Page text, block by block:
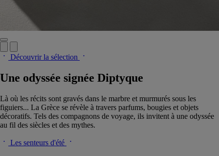
Découvrir la sélection
Une odyssée signée Diptyque
Là où les récits sont gravés dans le marbre et murmurés sous les
figuiers... La Grèce se révèle à travers parfums, bougies et objets
décoratifs. Tels des compagnons de voyage, ils invitent à une odyssée
au fil des siècles et des mythes.
Les senteurs d'été